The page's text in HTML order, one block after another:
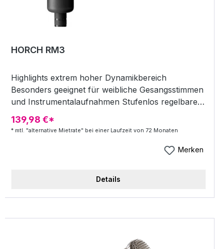
HORCH RM3
Highlights extrem hoher Dynamikbereich
Besonders geeignet für weibliche Gesangsstimmen
und Instrumentalaufnahmen Stufenlos regelbare
Richcharakteristik im blauen Modus (Hier leuchtet
der Mikrofonkorb in blau) Class-A zero feedback
sind in das Mikrofon integriert incl. separatem
139,98 €*
* mtl. "alternative Mietrate" bei einer Laufzeit von 72 Monaten
Merken
Details